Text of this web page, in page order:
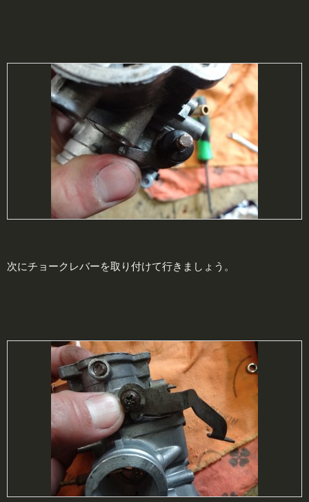
次にチョークレバーを取り付けて行きましょう。